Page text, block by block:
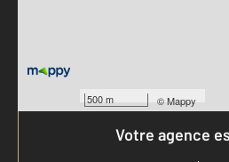
500 m ©Mappy
Votre agence